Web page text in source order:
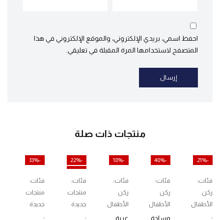
احفظ اسمي، بريدي الإلكتروني، والموقع الإلكتروني في هذا
المتصفح لاستخدامها المرة المقبلة في تعليقي.
منتجات ذات صلة
-21%
فئات:
ركن
الأطفال
,
-40%
فئات:
ركن
الأطفال
وسادة
-18%
فئات:
ركن
الأطفال
عربة
-22%
مميز
فئات:
منتجات
جديدة
,
-33%
فئات:
منتجات
جديدة
,